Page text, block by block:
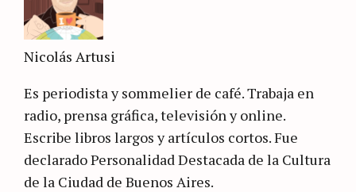
Nicolás Artusi
Es periodista y sommelier de café. Trabaja en
radio, prensa gráfica, televisión y online.
Escribe libros largos y artículos cortos. Fue
declarado Personalidad Destacada de la Cultura
de la Ciudad de Buenos Aires.